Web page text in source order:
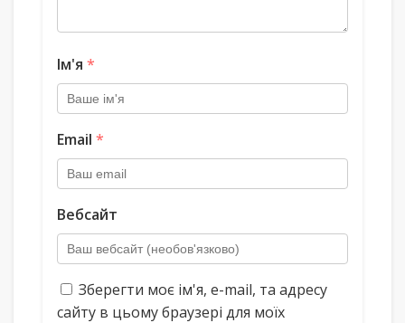
Ім'я *
Email *
Вебсайт
Зберегти моє ім'я, e-mail, та адресу
сайту в цьому браузері для моїх